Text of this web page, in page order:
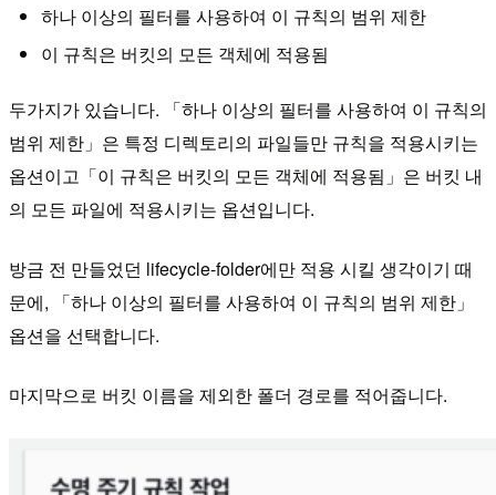
하나 이상의 필터를 사용하여 이 규칙의 범위 제한
이 규칙은 버킷의 모든 객체에 적용됨
두가지가 있습니다. 「하나 이상의 필터를 사용하여 이 규칙의
범위 제한」은 특정 디렉토리의 파일들만 규칙을 적용시키는
옵션이고「이 규칙은 버킷의 모든 객체에 적용됨」은 버킷 내
의 모든 파일에 적용시키는 옵션입니다.
방금 전 만들었던 lifecycle-folder에만 적용 시킬 생각이기 때
문에, 「하나 이상의 필터를 사용하여 이 규칙의 범위 제한」
옵션을 선택합니다.
마지막으로 버킷 이름을 제외한 폴더 경로를 적어줍니다.